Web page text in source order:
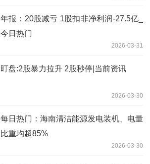
年报：20股减亏 1股扣非净利润-27.5亿_
今日热门
2026-03-31
盯盘:2股暴力拉升 2股秒停|当前资讯
2026-03-30
每日热门：海南清洁能源发电装机、电量
比重均超85%
2026-03-30